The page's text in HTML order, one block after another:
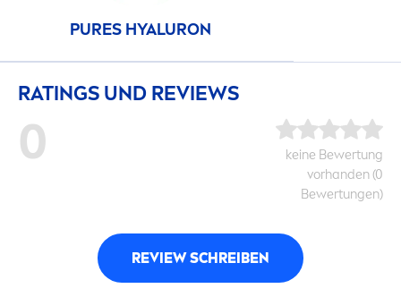
PURES HYALURON
RATINGS UND REVIEWS
0
keine Bewertung
vorhanden (0
Bewertungen)
REVIEW SCHREIBEN